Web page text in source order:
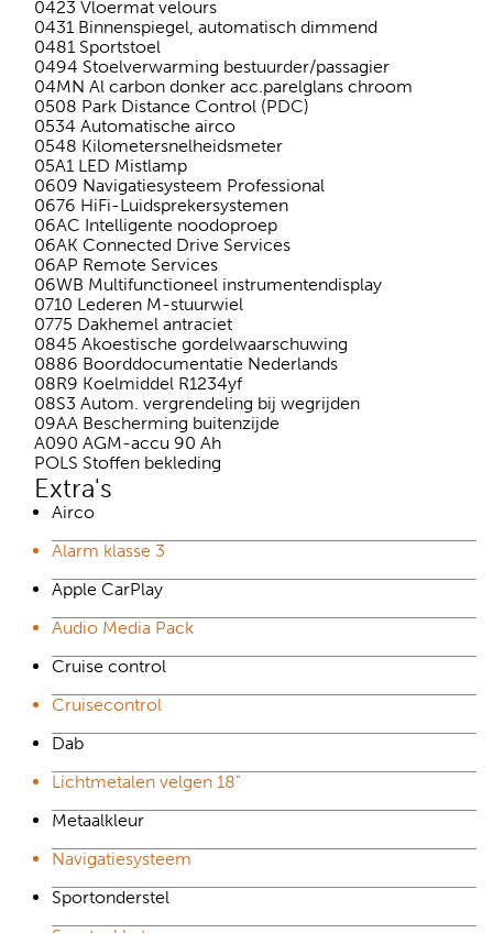
0423 Vloermat velours
0431 Binnenspiegel, automatisch dimmend
0481 Sportstoel
0494 Stoelverwarming bestuurder/passagier
04MN Al carbon donker acc.parelglans chroom
0508 Park Distance Control (PDC)
0534 Automatische airco
0548 Kilometersnelheidsmeter
05A1 LED Mistlamp
0609 Navigatiesysteem Professional
0676 HiFi-Luidsprekersystemen
06AC Intelligente noodoproep
06AK Connected Drive Services
06AP Remote Services
06WB Multifunctioneel instrumentendisplay
0710 Lederen M-stuurwiel
0775 Dakhemel antraciet
0845 Akoestische gordelwaarschuwing
0886 Boorddocumentatie Nederlands
08R9 Koelmiddel R1234yf
08S3 Autom. vergrendeling bij wegrijden
09AA Bescherming buitenzijde
A090 AGM-accu 90 Ah
POLS Stoffen bekleding
Extra's
Airco
Alarm klasse 3
Apple CarPlay
Audio Media Pack
Cruise control
Cruisecontrol
Dab
Lichtmetalen velgen 18"
Metaalkleur
Navigatiesysteem
Sportonderstel